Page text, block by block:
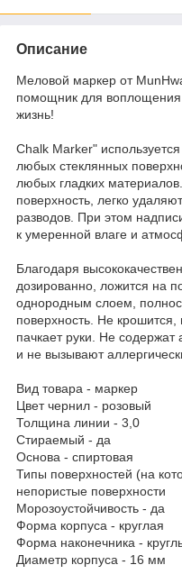
Описание
Меловой маркер от
помощник для
жизнь!
Chalk Marker"
любых стеклянных
любых гладких
поверхность, легко
разводов. При этом
к умеренной влаге и
Благодаря
дозированно, ложится на
однородным слоем,
поверхность. Не
пачкает руки. Не содержат
и не вызывают
Вид товара - маркер
Цвет чернил - розовый
Толщина линии - 3,0
Стираемый - да
Основа - спиртовая
Типы поверхностей (на
непористые поверхности
Морозоустойчивость - да
Форма корпуса - круглая
Форма наконечника -
Диаметр корпуса - 16 мм